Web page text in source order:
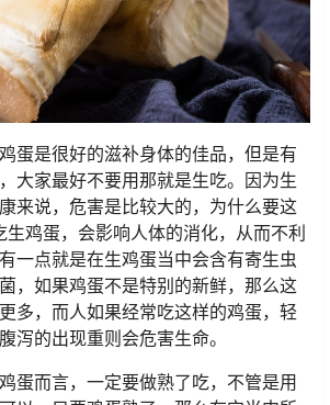
蛋是很好的滋补身体的佳品，但是有
大家最好不要用那就是生吃。因为生
来说，危害是比较大的，为什么要这
生鸡蛋，会影响人体的消化，从而不利
一点就是在生鸡蛋当中会含有寄生虫
，如果鸡蛋不是特别的新鲜，那么这
多，而人如果经常吃这样的鸡蛋，轻
泻的出现重则会危害生命。
蛋而言，一定要做熟了吃，不管是用